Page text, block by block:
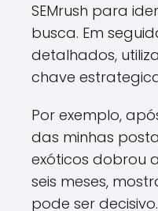
SEMrush para
busca. Em
detalhados,
chave
Por exemplo,
das minhas
exóticos dobrou
seis meses,
pode ser decisivo.